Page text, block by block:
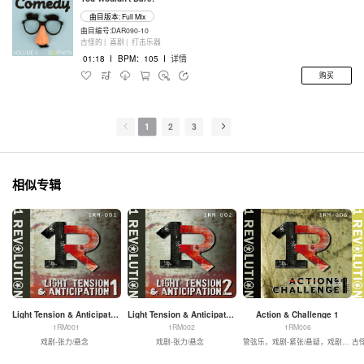
曲目版本: Full Mix
曲目编号:DAR090-10
古怪的 | 喜剧 | 打击乐器
01:18 I BPM：105 I 详情
购买
1 2 3
相似专辑
Light Tension & Anticipation 1
1RM001
戏剧-张力/悬念
Light Tension & Anticipation 2
1RM002
戏剧-张力/悬念
Action & Challenge 1
1RM006
古